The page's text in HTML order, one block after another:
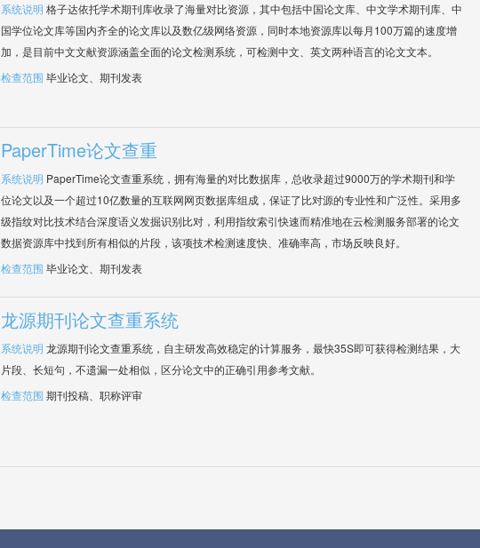
系统说明 格子达依托学术期刊库收录了海量对比资源，其中包括中国论文库、中文学术期刊库、中
国学位论文库等国内齐全的论文库以及数亿级网络资源，同时本地资源库以每月100万篇的速度增
加，是目前中文文献资源涵盖全面的论文检测系统，可检测中文、英文两种语言的论文文本。
检查范围 毕业论文、期刊发表
PaperTime论文查重
系统说明 PaperTime论文查重系统，拥有海量的对比数据库，总收录超过9000万的学术期刊和学
位论文以及一个超过10亿数量的互联网网页数据库组成，保证了比对源的专业性和广泛性。采用多
级指纹对比技术结合深度语义发掘识别比对，利用指纹索引快速而精准地在云检测服务部署的论文
数据资源库中找到所有相似的片段，该项技术检测速度快、准确率高，市场反映良好。
检查范围 毕业论文、期刊发表
龙源期刊论文查重系统
系统说明 龙源期刊论文查重系统，自主研发高效稳定的计算服务，最快35S即可获得检测结果，大
片段、长短句，不遗漏一处相似，区分论文中的正确引用参考文献。
检查范围 期刊投稿、职称评审